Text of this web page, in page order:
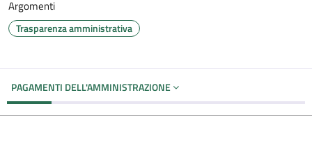
Argomenti
Trasparenza amministrativa
PAGAMENTI DELL'AMMINISTRAZIONE